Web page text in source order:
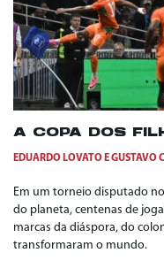
A COPA DOS
EDUARDO LOVATO EGUSTAVO
Em um torneio disputado
do planeta, centenas de
marcas da diáspora, do
transformaram o mundo.